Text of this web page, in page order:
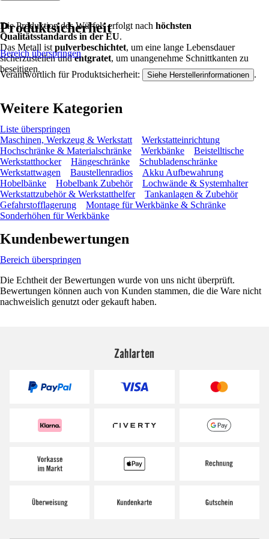
Die Produktion des Würfels erfolgt nach höchsten
Qualitätsstandards in der EU.
Das Metall ist pulverbeschichtet, um eine lange Lebensdauer
sicherzustellen undentgratet, um unangenehme Schnittkanten zu
beseitigen.
Produktsicherheit
Bereich überspringen
Verantwortlich für Produktsicherheit: Siehe Herstellerinformationen .
Weitere Kategorien
Liste überspringen
Maschinen, Werkzeug & Werkstatt
Werkstatteinrichtung
Hochschränke & Materialschränke
Werkbänke
Beistelltische
Werkstatthocker
Hängeschränke
Schubladenschränke
Werkstattwagen
Baustellenradios
Akku Aufbewahrung
Hobelbänke
Hobelbank Zubehör
Lochwände & Systemhalter
Werkstattzubehör & Werkstatthelfer
Tankanlagen & Zubehör
Gefahrstofflagerung
Montage für Werkbänke & Schränke
Sonderhöhen für Werkbänke
Kundenbewertungen
Bereich überspringen
Die Echtheit der Bewertungen wurde von uns nicht überprüft.
Bewertungen können auch von Kunden stammen, die die Ware nicht
nachweislich genutzt oder gekauft haben.
Zahlarten